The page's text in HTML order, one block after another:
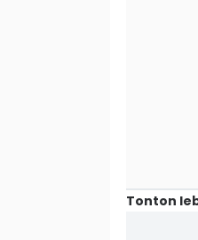
Tonton